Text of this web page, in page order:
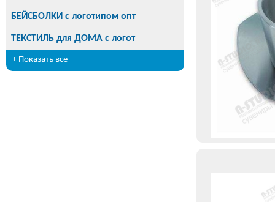
БЕЙСБОЛКИ с логотипом опт
ТЕКСТИЛЬ для ДОМА с логот
+ Показать все